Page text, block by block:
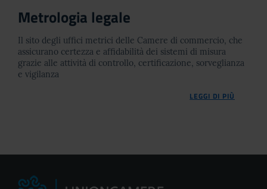
Metrologia legale
Il sito degli uffici metrici delle Camere di commercio, che
assicurano certezza e affidabilità dei sistemi di misura
grazie alle attività di controllo, certificazione, sorveglianza
e vigilanza
LEGGI DI PIÙ